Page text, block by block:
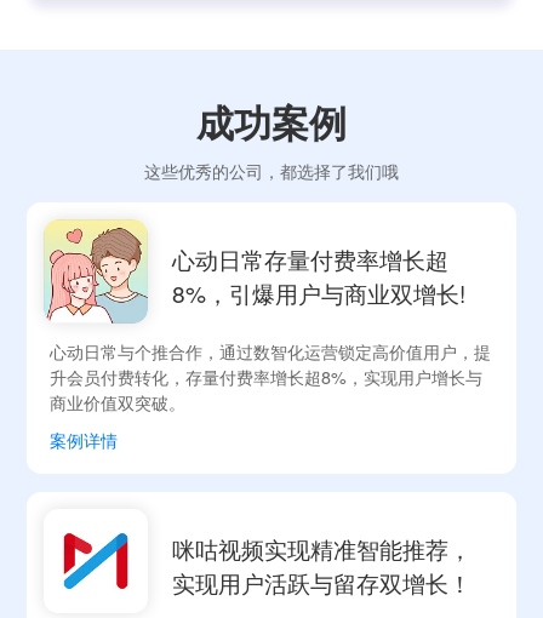
成功案例
这些优秀的公司，都选择了我们哦
心动日常存量付费率增长超
8%，引爆用户与商业双增长!
心动日常与个推合作，通过数智化运营锁定高价值用户，提
升会员付费转化，存量付费率增长超8%，实现用户增长与
商业价值双突破。
案例详情
咪咕视频实现精准智能推荐，
实现用户活跃与留存双增长！